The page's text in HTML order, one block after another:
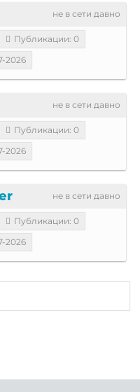
не в сети давно
Публикации: 0
2026
не в сети давно
Публикации: 0
2026
не в сети давно
Публикации: 0
2026